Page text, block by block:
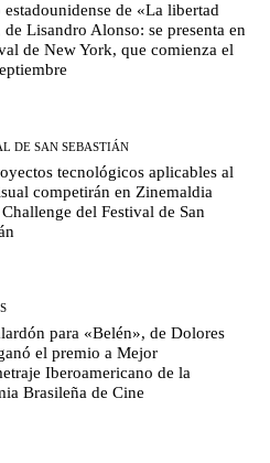
estadounidense de «La libertad
de Lisandro Alonso: se presenta en
de New York, que comienza el
DE SAN SEBASTIÁN
tecnológicos aplicables al
competirán en Zinemaldia
del Festival de San
para «Belén», de Dolores
el premio a Mejor
Iberoamericano de la
Brasileña de Cine